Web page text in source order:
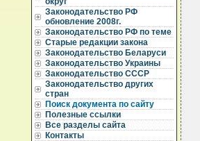
Законодательство РФ
обновление 2008г.
Законодательство РФ по теме
Старые редакции закона
Законодательство Беларуси
Законодательство Украины
Законодательство СССР
Законодательство других
стран
Поиск документа по сайту
Полезные ссылки
Все разделы сайта
Контакты